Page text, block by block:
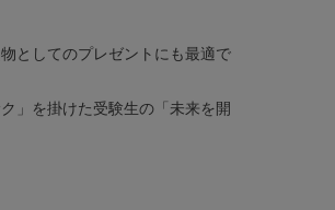
としてのプレゼントにも最適で
」を掛けた受験生の「未来を開